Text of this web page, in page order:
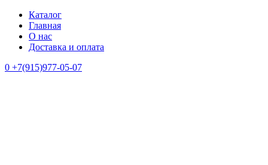
Каталог
Главная
О нас
Доставка и оплата
0 +7(915)977-05-07